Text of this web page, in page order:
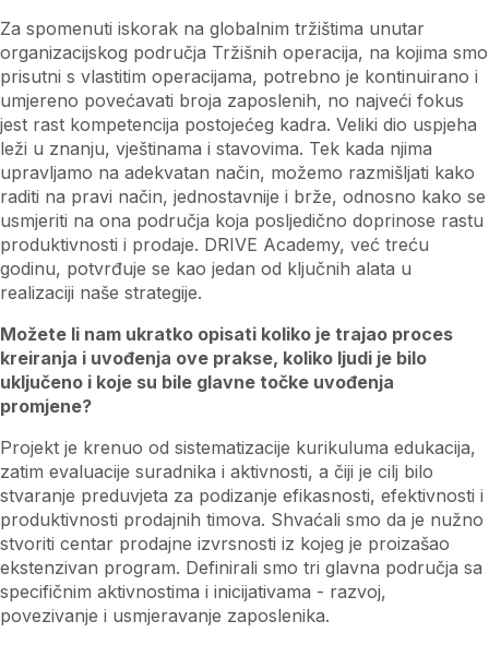
Za spomenuti iskorak na globalnim tržištima unutar
organizacijskog područja Tržišnih operacija, na kojima smo
prisutni s vlastitim operacijama, potrebno je kontinuirano i
umjereno povećavati broja zaposlenih, no najveći fokus
jest rast kompetencija postojećeg kadra. Veliki dio uspjeha
leži u znanju, vještinama i stavovima. Tek kada njima
upravljamo na adekvatan način, možemo razmišljati kako
raditi na pravi način, jednostavnije i brže, odnosno kako se
usmjeriti na ona područja koja posljedično doprinose rastu
produktivnosti i prodaje. DRIVE Academy, već treću
godinu, potvrđuje se kao jedan od ključnih alata u
realizaciji naše strategije.
Možete li nam ukratko opisati koliko je trajao proces
kreiranja i uvođenja ove prakse, koliko ljudi je bilo
uključeno i koje su bile glavne točke uvođenja
promjene?
Projekt je krenuo od sistematizacije kurikuluma edukacija,
zatim evaluacije suradnika i aktivnosti, a čiji je cilj bilo
stvaranje preduvjeta za podizanje efikasnosti, efektivnosti i
produktivnosti prodajnih timova. Shvaćali smo da je nužno
stvoriti centar prodajne izvrsnosti iz kojeg je proizašao
ekstenzivan program. Definirali smo tri glavna područja sa
specifičnim aktivnostima i inicijativama - razvoj,
povezivanje i usmjeravanje zaposlenika.